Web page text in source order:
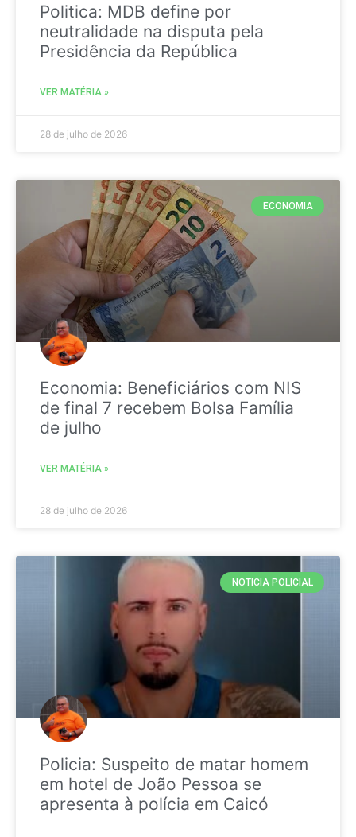
Politica: MDB define por
neutralidade na disputa pela
Presidência da República
VER MATÉRIA »
28 de julho de 2026
ECONOMIA
Economia: Beneficiários com NIS
de final 7 recebem Bolsa Família
de julho
VER MATÉRIA »
28 de julho de 2026
NOTICIA POLICIAL
Policia: Suspeito de matar homem
em hotel de João Pessoa se
apresenta à polícia em Caicó